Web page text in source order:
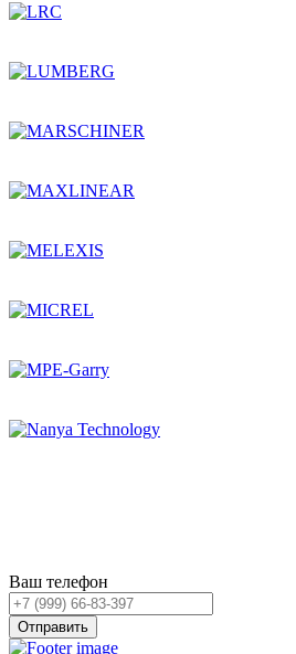
Ваш телефон
Отправить